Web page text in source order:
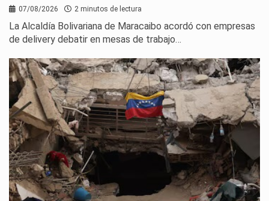
07/08/2026 2 minutos de lectura
La Alcaldía Bolivariana de Maracaibo acordó con empresas
de delivery debatir en mesas de trabajo…